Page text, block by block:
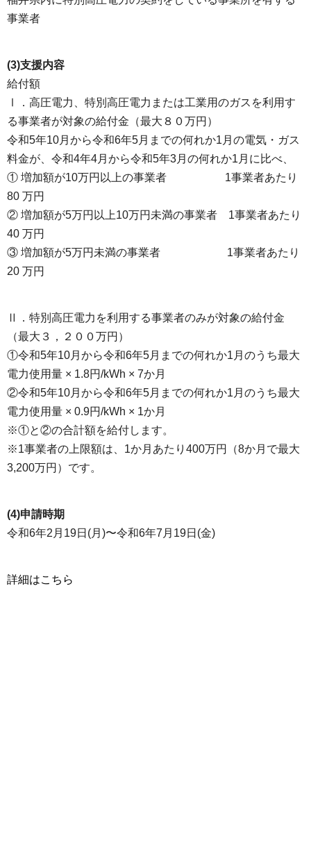
事業者
(3)支援内容
給付額
Ⅰ．高圧電力、特別高圧電力または工業用のガスを利用す
る事業者が対象の給付金（最大８０万円）
令和5年10⽉から令和6年5⽉までの何れか1月の電気・ガス
料⾦が、令和4年4月から令和5年3月の何れか1月に比べ、
① 増加額が10万円以上の事業者 1事業者あたり
80 万円
② 増加額が5万円以上10万円未満の事業者 1事業者あたり
40 万円
③ 増加額が5万円未満の事業者 1事業者あたり
20 万円
Ⅱ．特別高圧電力を利用する事業者のみが対象の給付金
（最大３，２００万円）
①令和5年10月から令和6年5月までの何れか1月のうち最大
電力使用量 × 1.8円/kWh × 7か月
②令和5年10月から令和6年5月までの何れか1月のうち最大
電力使用量 × 0.9円/kWh × 1か月
※①と②の合計額を給付します。
※1事業者の上限額は、1か月あたり400万円（8か月で最大
3,200万円）です。
(4)申請時期
令和6年2月19日(月)〜令和6年7月19日(金)
詳細はこちら